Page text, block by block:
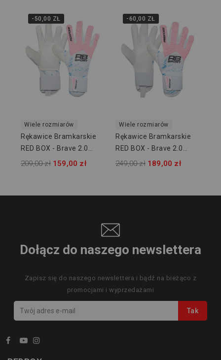
-50,00 ZŁ
Wiele rozmiarów
Rękawice Bramkarskie
RED BOX - Brave 2.0
Training HBNC
209,00 zł 159,00 zł
-60,00 ZŁ
Wiele rozmiarów
Rękawice Bramkarskie
RED BOX - Brave 2.0
GIGA HBNC
249,00 zł 189,00 zł
Dołącz do naszego newslettera
Zapisz się do naszego newslettera i bądź na bieżąco z
promocjami i wyprzedażami